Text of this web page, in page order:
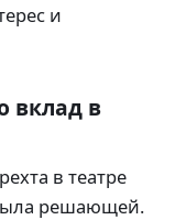
и
вклад в
в театре
решающей.